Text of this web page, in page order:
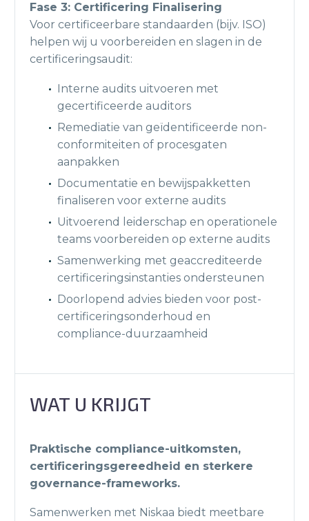
Fase 3: Certificering Finalisering
Voor certificeerbare standaarden (bijv. ISO)
helpen wij u voorbereiden en slagen in de
certificeringsaudit:
Interne audits uitvoeren met
gecertificeerde auditors
Remediatie van geïdentificeerde non-
conformiteiten of procesgaten
aanpakken
Documentatie en bewijspakketten
finaliseren voor externe audits
Uitvoerend leiderschap en operationele
teams voorbereiden op externe audits
Samenwerking met geaccrediteerde
certificeringsinstanties ondersteunen
Doorlopend advies bieden voor post-
certificeringsonderhoud en
compliance-duurzaamheid
WAT U KRIJGT
Praktische compliance-uitkomsten,
certificeringsgereedheid en sterkere
governance-frameworks.
Samenwerken met Niskaa biedt meetbare